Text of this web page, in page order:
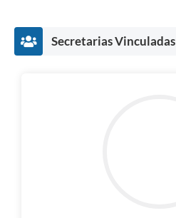
Secretarias Vinculadas